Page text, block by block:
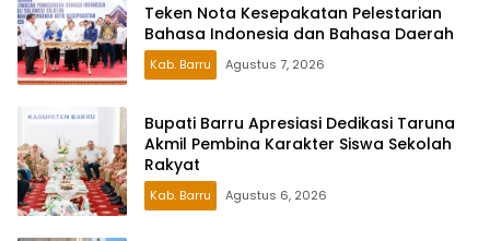
Teken Nota Kesepakatan Pelestarian
Bahasa Indonesia dan Bahasa Daerah
Kab. Barru Agustus 7, 2026
Bupati Barru Apresiasi Dedikasi Taruna
Akmil Pembina Karakter Siswa Sekolah
Rakyat
Kab. Barru Agustus 6, 2026